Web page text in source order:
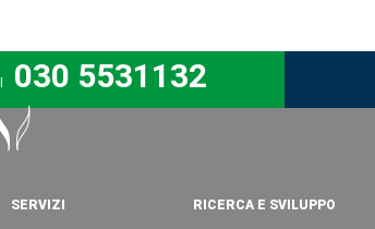
030 5531132
SERVIZI RICERCA E SVILUPPO